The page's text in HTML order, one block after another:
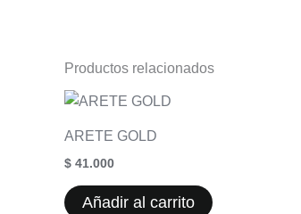
Productos relacionados
ARETE GOLD
$ 41.000
Añadir al carrito